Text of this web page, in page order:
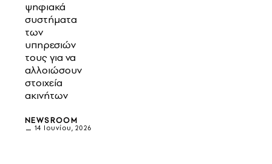
ψηφιακά
συστήματα
των
υπηρεσιών
τους για να
αλλοιώσουν
στοιχεία
ακινήτων
NEWSROOM
14 Ιουνίου, 2026